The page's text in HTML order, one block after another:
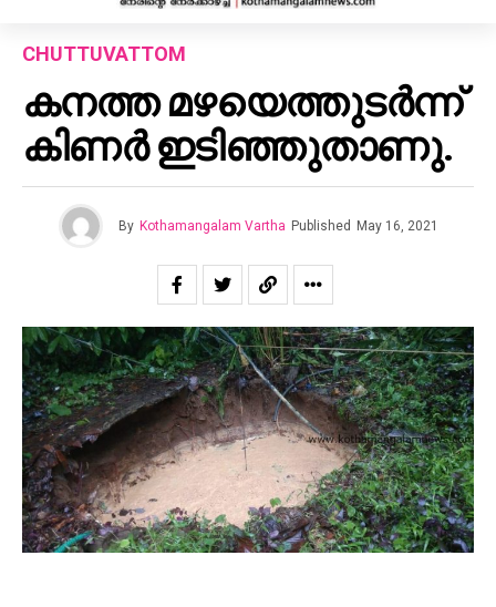
CHUTTUVATTOM
കനത്ത മഴയെത്തുടർന്ന്
കിണർ ഇടിഞ്ഞുതാണു.
By Kothamangalam Vartha Published May 16, 2021